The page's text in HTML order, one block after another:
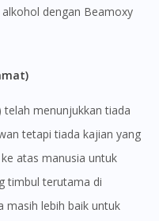
dengan Beamoxy
telah menunjukkan tiada
tetapi tiada kajian yang
atas manusia untuk
timbul terutama di
masih lebih baik untuk